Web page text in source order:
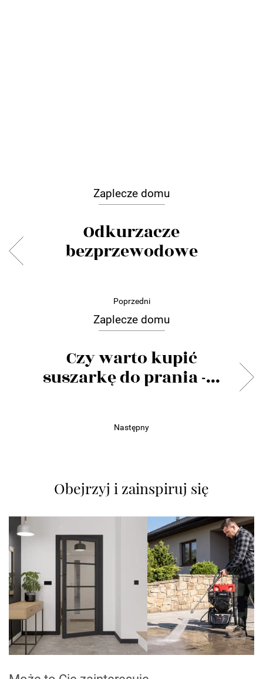
Zaplecze domu
Odkurzacze
bezprzewodowe
Poprzedni
Zaplecze domu
Czy warto kupić
suszarkę do prania -...
Następny
Obejrzyj i zainspiruj się